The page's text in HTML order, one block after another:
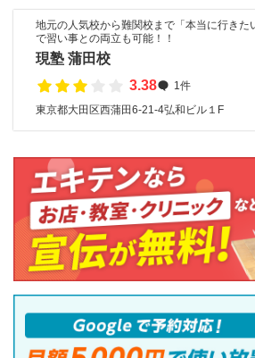
地元の人気校から難関校まで「本当に行きた
で習い事との両立も可能！！
現塾 蒲田校
3.38
1件
東京都大田区西蒲田6-21-4弘和ビル１F